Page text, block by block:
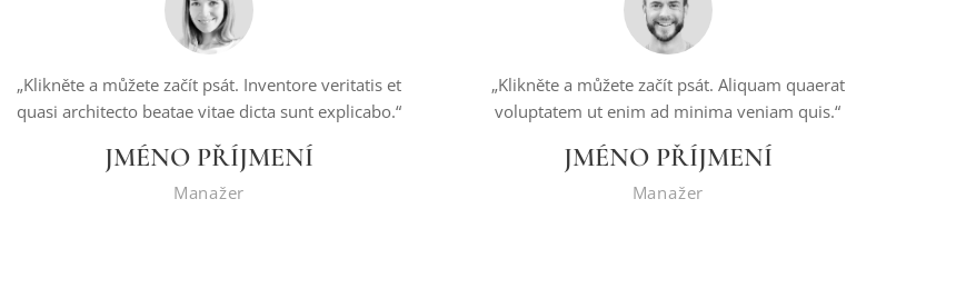
„Klikněte a můžete začít psát. Inventore veritatis et
quasi architecto beatae vitae dicta sunt explicabo.“
JMÉNO PŘÍJMENÍ
Manažer
„Klikněte a můžete začít psát. Aliquam quaerat
voluptatem ut enim ad minima veniam quis.“
JMÉNO PŘÍJMENÍ
Manažer